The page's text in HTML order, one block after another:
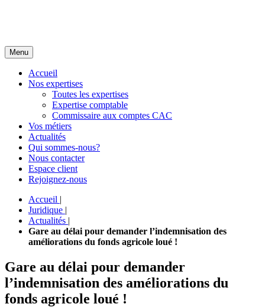
Menu
Accueil
Nos expertises
Toutes les expertises
Expertise comptable
Commissaire aux comptes CAC
Vos métiers
Actualités
Qui sommes-nous?
Nous contacter
Espace client
Rejoignez-nous
Accueil |
Juridique |
Actualités |
Gare au délai pour demander l’indemnisation des
améliorations du fonds agricole loué !
Gare au délai pour demander
l’indemnisation des améliorations du
fonds agricole loué !